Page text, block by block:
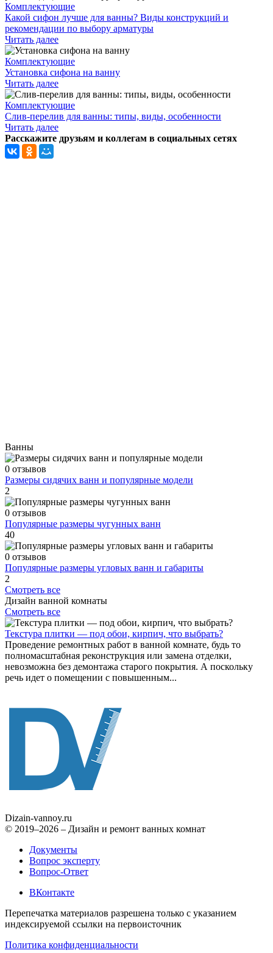
Комплектующие
Какой сифон лучше для ванны? Виды конструкций и
рекомендации по выбору арматуры
Читать далее
Комплектующие
Установка сифона на ванну
Читать далее
Комплектующие
Слив-перелив для ванны: типы, виды, особенности
Читать далее
Расскажите друзьям и коллегам в социальных сетях
Ванны
0 отзывов
Размеры сидячих ванн и популярные модели
2
0 отзывов
Популярные размеры чугунных ванн
40
0 отзывов
Популярные размеры угловых ванн и габариты
2
Смотреть все
Дизайн ванной комнаты
Смотреть все
Текстура плитки — под обои, кирпич, что выбрать?
Проведение ремонтных работ в ванной комнате, будь то
полномасштабная реконструкция или замена отделки,
невозможна без демонтажа старого покрытия. А поскольку
речь идет о помещении с повышенным...
Dizain-vannoy.ru
© 2019–2026 – Дизайн и ремонт ванных комнат
Документы
Вопрос эксперту
Вопрос-Ответ
ВКонтакте
Перепечатка материалов разрешена только с указанием
индексируемой ссылки на первоисточник
Политика конфиденциальности